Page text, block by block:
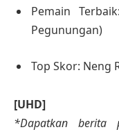
Pemain
Pegunungan)
Top Skor: Neng
[UHD]
*Dapatkan